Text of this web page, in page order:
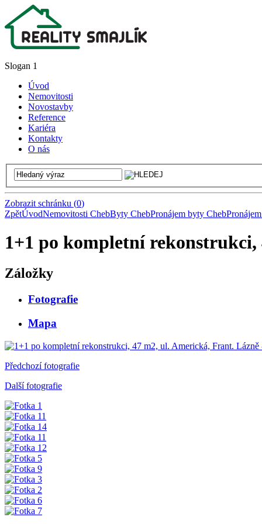
Slogan 1
Úvod
Nemovitosti
Novostavby
Reference
Kariéra
Kontakty
O nás
Zobrazit schránku (0)
ZpětÚvodNemovitosti ChebByty ChebPronájem byty Cheb
1+1 po kompletní
Záložky
Fotografie
Mapa
Předchozí fotografie
Další fotografie